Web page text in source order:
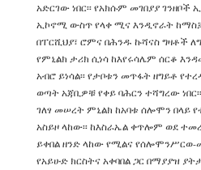
አድርገው ነበር፡፡ የአክሱም መገበያያ
ኢኮኖሚ ውስጥ የላቀ ሚና እንዲኖራት
በፐርሺህያ፣ ሮምና በሕንዱ ኩሻናስ ግዛቶች
የምኒልክ ታሪክ ሲነሳ ከእየሩሳሌም ሰርቆ
አብሮ ይነሳል፡፡ የታቦቱን መጥፋት ዘግይቶ
ወጣት አጃቢዎቹ የቀይ ባሕርን ተሻግረው
ገለፃ መሠረት ምኒልክ ከአባቱ ሰሎሞን በላይ
አስይዞ ላከው፡፡ ከእስራኤል ቀጥሎም ወደ
ይቀበል ዘንድ ላከው የሚልና
የአይሁድ ክርስትና አቀባበል ጋር በማያያዝ